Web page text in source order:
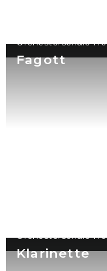
Fagott
Orchesterschule
Klarinette
Orchesterschule